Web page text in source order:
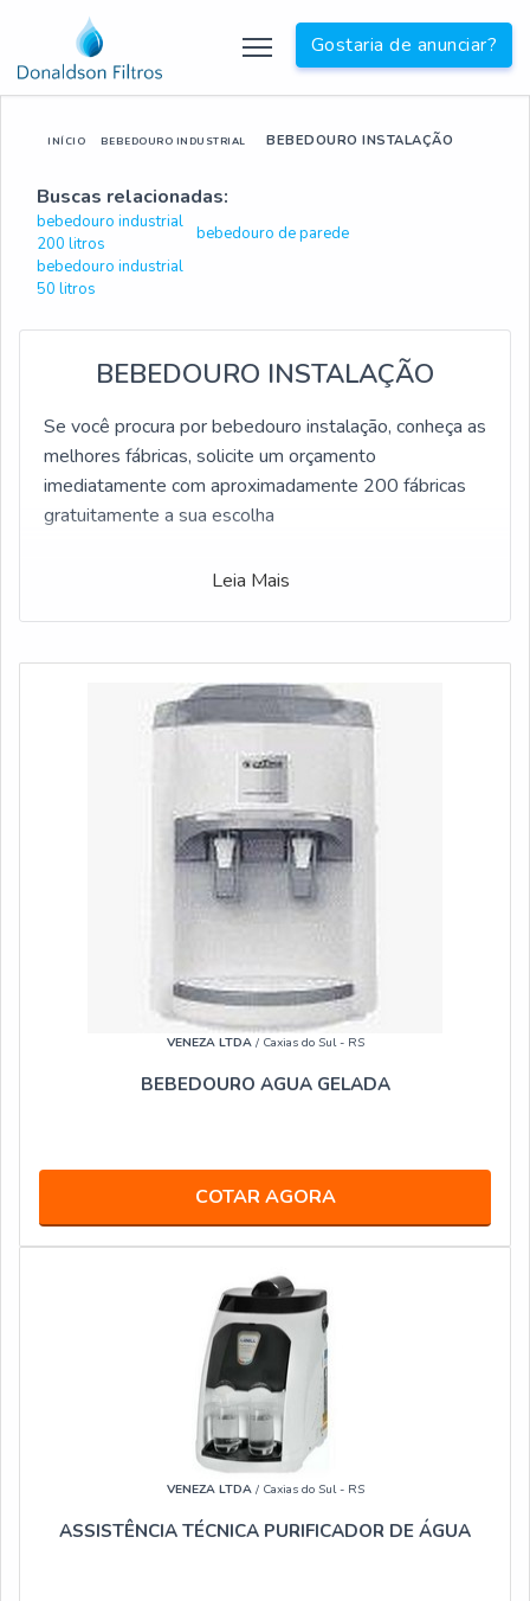
Gostaria de anunciar?
INÍCIO BEBEDOURO INDUSTRIAL BEBEDOURO INSTALAÇÃO
Buscas relacionadas:
bebedouro industrial
200 litros
bebedouro de parede
bebedouro industrial
50 litros
BEBEDOURO INSTALAÇÃO
Se você procura por bebedouro instalação, conheça as
melhores fábricas, solicite um orçamento
imediatamente com aproximadamente 200 fábricas
gratuitamente a sua escolha
Leia Mais
VENEZA LTDA/ Caxias do Sul - RS
BEBEDOURO AGUA GELADA
COTAR AGORA
VENEZA LTDA/ Caxias do Sul - RS
ASSISTÊNCIA TÉCNICA PURIFICADOR DE ÁGUA